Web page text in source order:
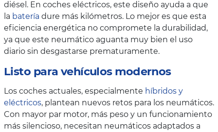
diésel. En coches eléctricos, este diseño ayuda a que
la batería dure más kilómetros. Lo mejor es que esta
eficiencia energética no compromete la durabilidad,
ya que este neumático aguanta muy bien el uso
diario sin desgastarse prematuramente.
Listo para vehículos modernos
Los coches actuales, especialmente híbridos y
eléctricos, plantean nuevos retos para los neumáticos.
Con mayor par motor, más peso y un funcionamiento
más silencioso, necesitan neumáticos adaptados a